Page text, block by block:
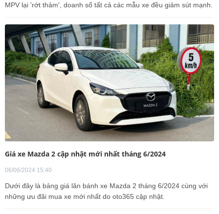
MPV lại 'rớt thảm', doanh số tất cả các mẫu xe đều giảm sút mạnh.
Giá xe Mazda 2 cập nhật mới nhất tháng 6/2024
06/06/2024 15:40
Dưới đây là bảng giá lăn bánh xe Mazda 2 tháng 6/2024 cùng với
những ưu đãi mua xe mới nhất do oto365 cập nhật.